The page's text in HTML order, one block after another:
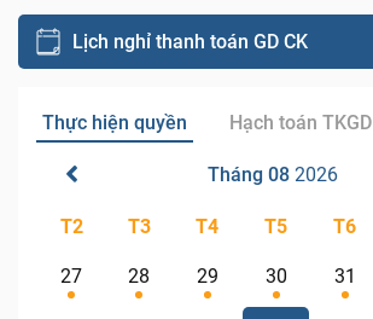
Lịch nghỉ thanh toán GD CK
Thực hiện quyền Hạch toán TKGD
Tháng 08 2026
T2 T3 T4 T5 T6
27 28 29 30 31